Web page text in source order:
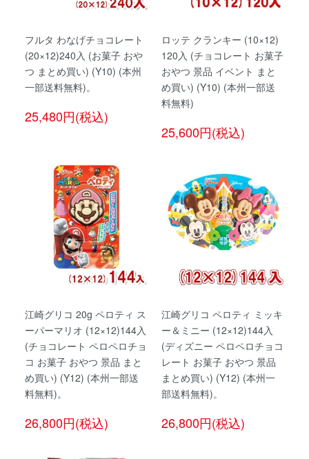
フルタ わなげチョコレート
(20×12)240入 (お菓子 おや
つ まとめ買い) (Y10) (本州
一部送料無料)。
25,480円(税込)
ロッテ クランキー (10×12)
120入 (チョコレート お菓子
おやつ 景品 イベント まと
め買い) (Y10) (本州一部送
料無料)
25,600円(税込)
江崎グリコ 20g ペロティ ス
ーパーマリオ (12×12)144入
(チョコレート ペロペロチョ
コ お菓子 おやつ 景品 まと
め買い) (Y12) (本州一部送
料無料)。
26,800円(税込)
江崎グリコ ペロティ ミッキ
ー＆ミニー (12×12)144入
(ディズニー ペロペロチョコ
レート お菓子 おやつ 景品
まとめ買い) (Y12) (本州一
部送料無料)。
26,800円(税込)